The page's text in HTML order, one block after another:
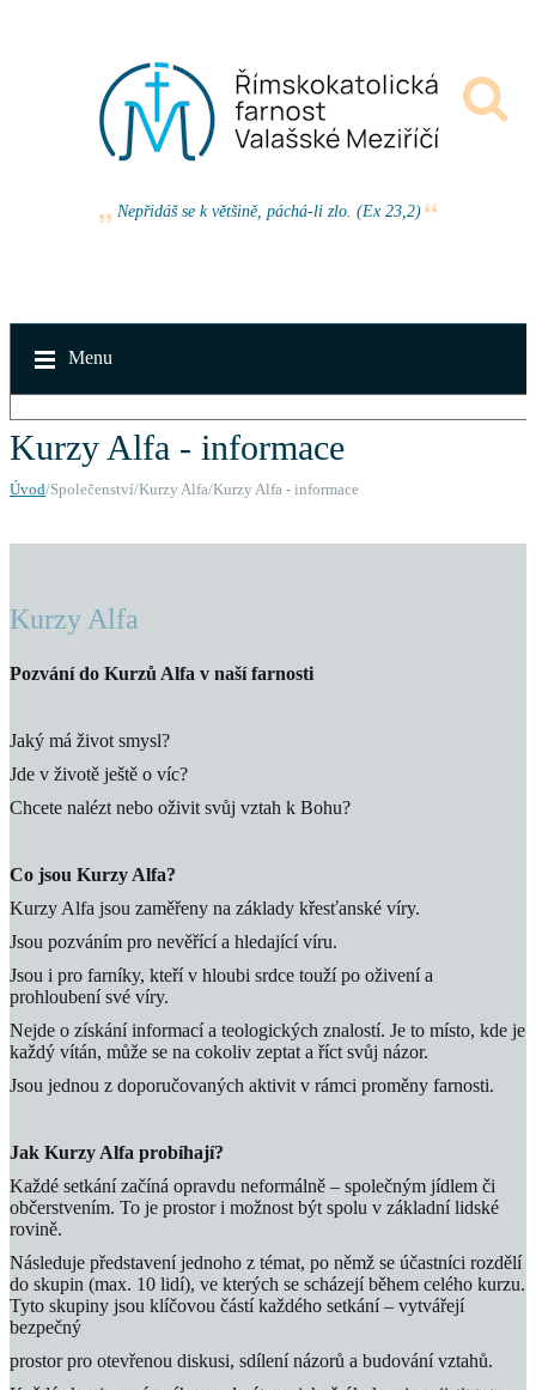
Nepřidáš se k většině, páchá-li zlo. (Ex 23,2)
Menu
Kurzy Alfa - informace
Úvod/Společenství/Kurzy Alfa/Kurzy Alfa - informace
Kurzy Alfa
Pozvání do Kurzů Alfa v naší farnosti
Jaký má život smysl?
Jde v životě ještě o víc?
Chcete nalézt nebo oživit svůj vztah k Bohu?
Co jsou Kurzy Alfa?
Kurzy Alfa jsou zaměřeny na základy křesťanské víry.
Jsou pozváním pro nevěřící a hledající víru.
Jsou i pro farníky, kteří v hloubi srdce touží po oživení a
prohloubení své víry.
Nejde o získání informací a teologických znalostí. Je to místo, kde je
každý vítán, může se na cokoliv zeptat a říct svůj názor.
Jsou jednou z doporučovaných aktivit v rámci proměny farnosti.
Jak Kurzy Alfa probíhají?
Každé setkání začíná opravdu neformálně – společným jídlem či
občerstvením. To je prostor i možnost být spolu v základní lidské
rovině.
Následuje představení jednoho z témat, po němž se účastníci rozdělí
do skupin (max. 10 lidí), ve kterých se scházejí během celého kurzu.
Tyto skupiny jsou klíčovou částí každého setkání – vytvářejí
bezpečný
prostor pro otevřenou diskusi, sdílení názorů a budování vztahů.